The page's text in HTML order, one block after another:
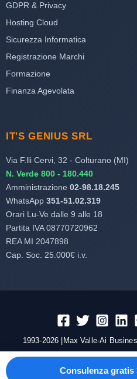
GDPR & Privacy
Hosting Cloud
Sicurezza Informatica
Registrazione Marchi
Formazione
Finanza Agevolata
IT'S GENIUS SRL
Via F.lli Cervi, 32 - Colturano (MI)
N. Verde 800 - 180.440
Amministrazione 02-98.18.245
WhatsApp 351-51.02.319
Orari Lu-Ve dalle 9 alle 18
Partita IVA 08770720962
REA MI 2047898
Cap. Soc. 25.000€ i.v.
1993-2026 |Max Valle-Ai
Consulenza gratis